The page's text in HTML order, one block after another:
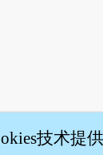
技术提